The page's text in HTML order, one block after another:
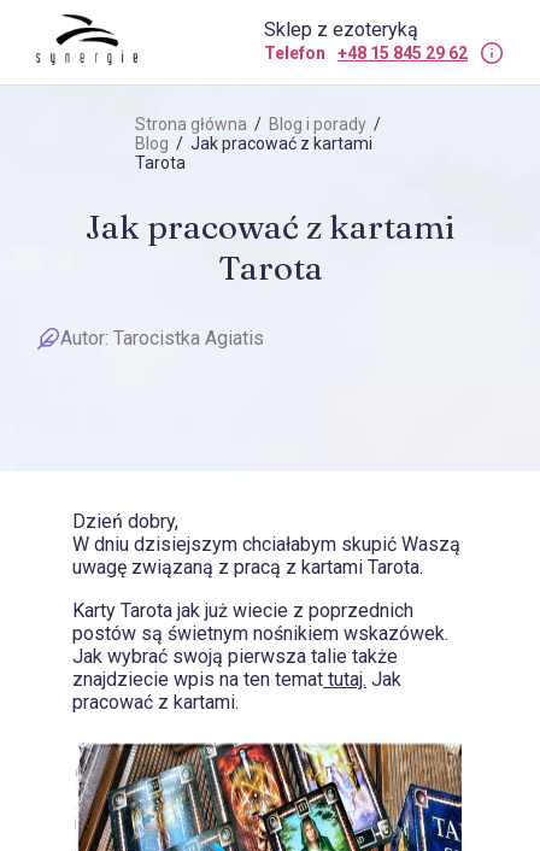
Sklep z ezoteryką
Telefon +48 15 845 29 62
Strona główna / Blog i porady /
Blog / Jak pracować z kartami
Tarota
Jak pracować z kartami
Tarota
Autor: Tarocistka Agiatis
Dzień dobry,
W dniu dzisiejszym chciałabym skupić Waszą
uwagę związaną z pracą z kartami Tarota.
Karty Tarota jak już wiecie z poprzednich
postów są świetnym nośnikiem wskazówek.
Jak wybrać swoją pierwsza talie także
znajdziecie wpis na ten temat tutaj. Jak
pracować z kartami.